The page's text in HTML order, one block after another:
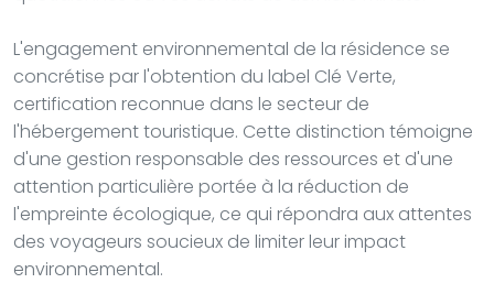
L'engagement environnemental de la résidence se
concrétise par l'obtention du label Clé Verte,
certification reconnue dans le secteur de
l'hébergement touristique. Cette distinction témoigne
d'une gestion responsable des ressources et d'une
attention particulière portée à la réduction de
l'empreinte écologique, ce qui répondra aux attentes
des voyageurs soucieux de limiter leur impact
environnemental.